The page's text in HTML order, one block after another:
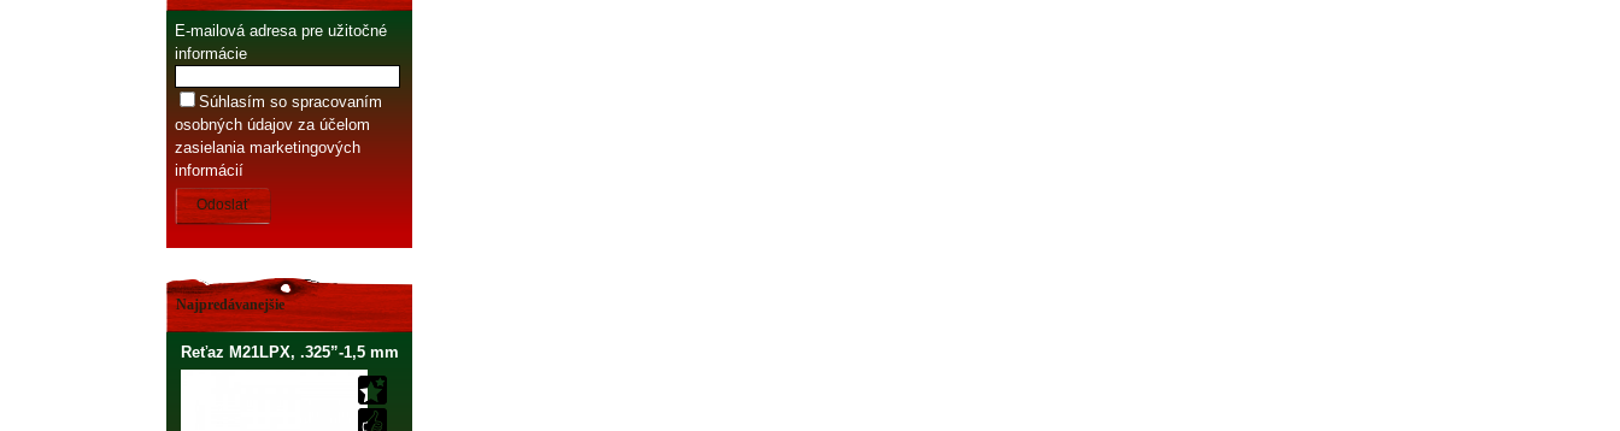
E-mailová adresa pre užitočné
informácie
Súhlasím so spracovaním
osobných údajov za účelom
zasielania marketingových
informácií
Odoslať
Najpredávanejšie
Reťaz M21LPX, .325”-1,5 mm